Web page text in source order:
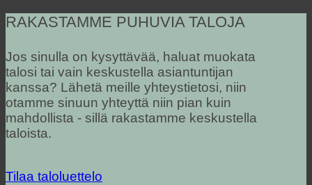
RAKASTAMME PUHUVIA TALOJA
Jos sinulla on kysyttävää, haluat muokata
talosi tai vain keskustella asiantuntijan
kanssa? Lähetä meille yhteystietosi, niin
otamme sinuun yhteyttä niin pian kuin
mahdollista - sillä rakastamme keskustella
taloista.
Tilaa taloluettelo